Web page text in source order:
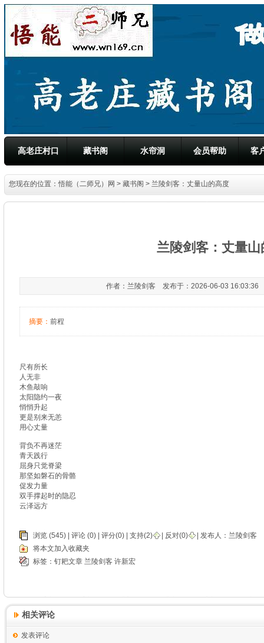
高老庄村口 藏书阁 水帘洞 会员帮助 客
您现在的位置：悟能（二师兄）网 > 藏书阁 > 兰陵剑客：丈量山的高度
兰陵剑客：丈量山
作者：兰陵剑客 发布于：2026-06-03 16:03:36
摘要： 前程
尺有所长
人无非
木鱼敲响
太阳隐约一夜
悄悄升起
更是别来无恙
用心丈量
背负不再迷茫
青天践行
屈身只觉脊梁
那坚如磐石的骨骼
促发力量
双手撑起时的隐忍
云泽远方
浏览 (545) | 评论 (0) | 评分(0) | 支持(2) 反对(0) | 发布人： 兰陵剑客
将本文加入收藏夹
标签： 钉耙文章 兰陵剑客 许新宏
相关评论
发表评论